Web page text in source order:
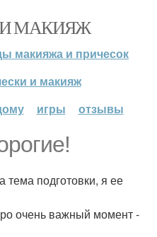
МАКИЯЖ
макияжа и причесок
и макияж
игры отзывы
тема подготовки, я ее
очень важный момент -